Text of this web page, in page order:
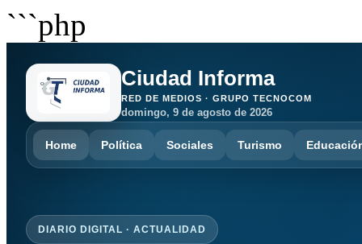
```php
Ciudad Informa
RED DE MEDIOS · GRUPO TECNOCOM
domingo, 9 de agosto de 2026
Home Política Sociales Turismo
DIARIO DIGITAL · ACTUALIDAD